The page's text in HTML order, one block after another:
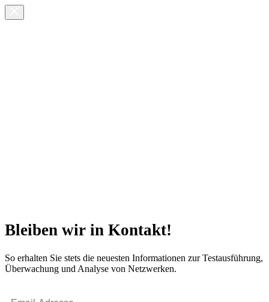
Bleiben wir in Kontakt!
So erhalten Sie stets die neuesten Informationen zur Testausführung,
Überwachung und Analyse von Netzwerken.